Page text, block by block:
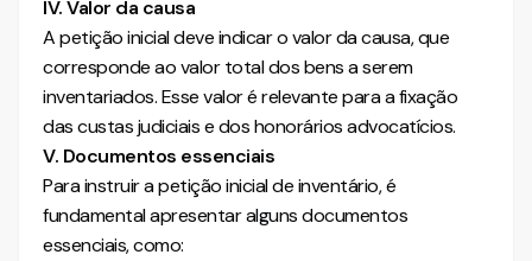
IV. Valor da causa
A petição inicial deve indicar o valor da causa, que
corresponde ao valor total dos bens a serem
inventariados. Esse valor é relevante para a fixação
das custas judiciais e dos honorários advocatícios.
V. Documentos essenciais
Para instruir a petição inicial de inventário, é
fundamental apresentar alguns documentos
essenciais, como: